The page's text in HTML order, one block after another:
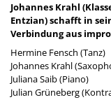
Johannes Krahl
Entzian) schafft in
Verbindung aus
Hermine Fensch (Tanz)
Johannes Krahl
Juliana Saib (Piano)
Julian Grüneberg